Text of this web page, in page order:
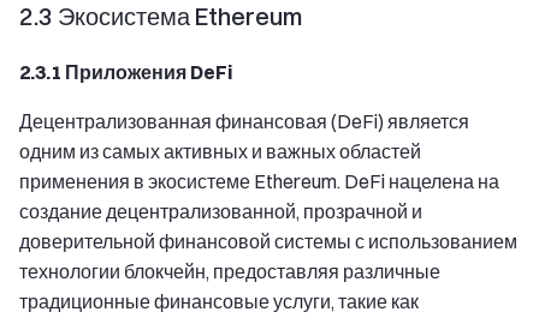
2.3 Экосистема Ethereum
2.3.1 Приложения DeFi
Децентрализованная финансовая (DeFi) является
одним из самых активных и важных областей
применения в экосистеме Ethereum. DeFi нацелена на
создание децентрализованной, прозрачной и
доверительной финансовой системы с использованием
технологии блокчейн, предоставляя различные
традиционные финансовые услуги, такие как